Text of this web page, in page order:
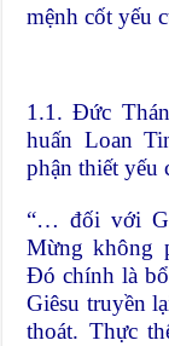
mệnh cốt yếu
1.1. Đức
huấn Loan
phận thiết yếu
“… đối với
Mừng không
Đó chính là
Giêsu truyền
thoát. Thực